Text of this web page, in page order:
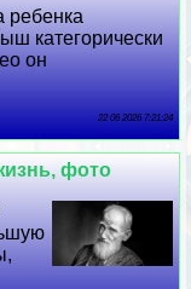
категорически
он
22 06 2026 7:21:24
фото